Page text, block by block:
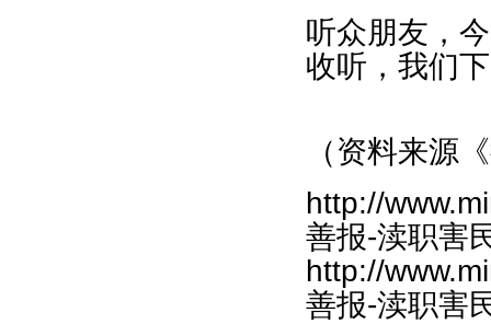
听众朋友，
收听，我们
（资料来源
http://
善报-渎职害
http://
善报-渎职害